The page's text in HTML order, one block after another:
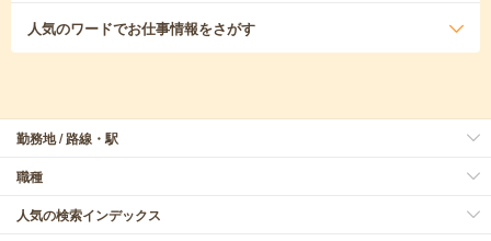
人気のワードでお仕事情報をさがす
勤務地 / 路線・駅
職種
人気の検索インデックス